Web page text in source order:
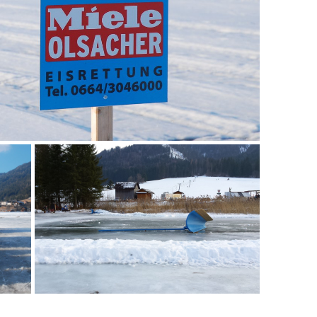
ubrania wypierzecie w